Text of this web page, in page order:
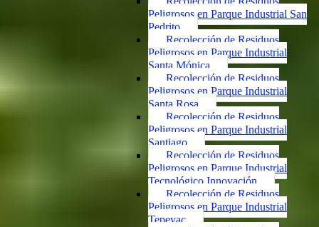
Peligrosos en Parque Industrial San
Pedrito
Recolección de Residuos
Peligrosos en Parque Industrial
Santa Mónica
Recolección de Residuos
Peligrosos en Parque Industrial
Santa Rosa
Recolección de Residuos
Peligrosos en Parque Industrial
Santiago
Recolección de Residuos
Peligrosos en Parque Industrial
Tecnológico Innovación
Recolección de Residuos
Peligrosos en Parque Industrial
Tepeyac